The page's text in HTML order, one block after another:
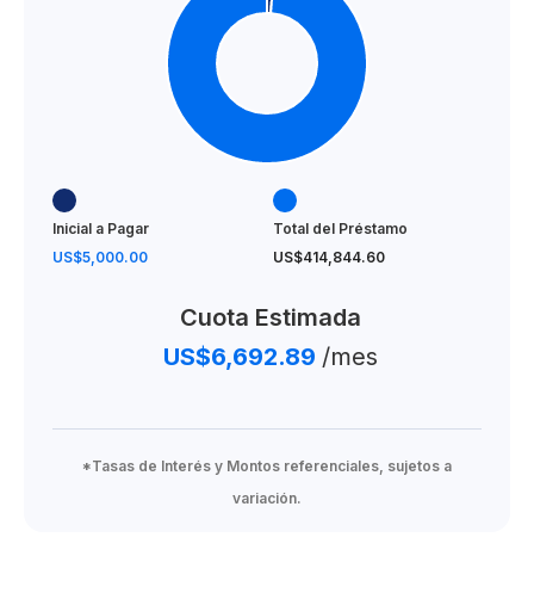
Inicial a Pagar
US$5,000.00
Total del Préstamo
US$414,844.60
Cuota Estimada
US$6,692.89 /mes
*Tasas de Interés y Montos referenciales, sujetos a
variación.